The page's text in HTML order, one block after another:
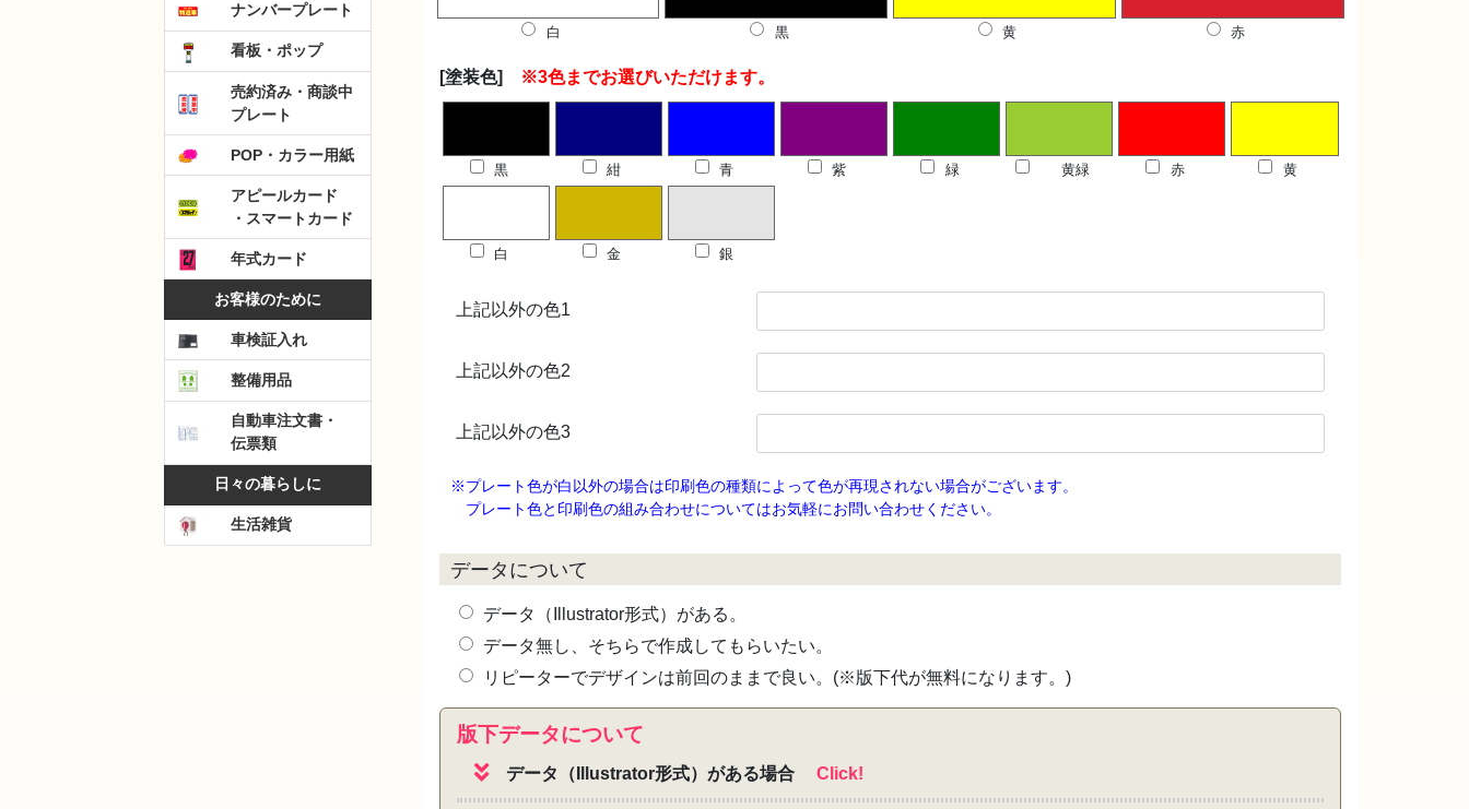
ナンバープレート
看板・ポップ
売約済み・商談中
プレート
POP・カラー用紙
アピールカード
・スマートカード
年式カード
お客様のために
車検証入れ
整備用品
自動車注文書・
伝票類
日々の暮らしに
生活雑貨
白 黒 黄 赤
[塗装色] ※3色までお選びいただけます。
黒 紺 青 紫 緑 黄緑 赤 黄
白 金 銀
上記以外の色1
上記以外の色2
上記以外の色3
※プレート色が白以外の場合は印刷色の種類によって色が再現されない場合がございます。
プレート色と印刷色の組み合わせについてはお気軽にお問い合わせください。
データについて
データ（Illustrator形式）がある。
データ無し、そちらで作成してもらいたい。
リピーターでデザインは前回のままで良い。(※版下代が無料になります。)
版下データについて
データ（Illustrator形式）がある場合 Click!